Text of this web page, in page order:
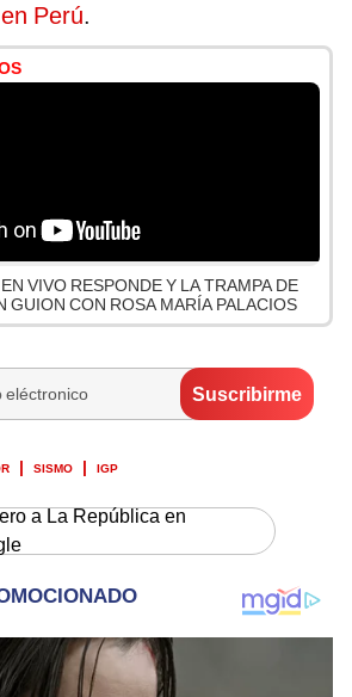
Perú.
VIVO RESPONDE Y LA TRAMPA DE
GUION CON ROSA MARÍA PALACIOS
SISMO IGP
a La República en